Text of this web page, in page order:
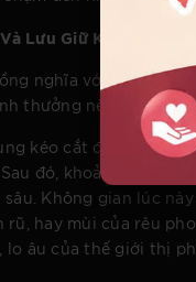
Lưu Giữ Không Gian
nghĩa với việc bạn
thưởng nến là một
kéo cắt đi phần
đó, khoảnh khắc
Không gian lúc
rũ, hay mùi của rêu
âu của thế giới thị